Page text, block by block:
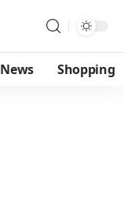
News Shopping